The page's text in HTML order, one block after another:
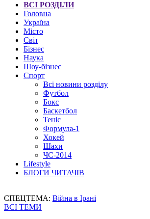
ВСІ РОЗДІЛИ
Головна
Україна
Місто
Світ
Бізнес
Наука
Шоу-бізнес
Спорт
Всі новини розділу
Футбол
Бокс
Баскетбол
Теніс
Формула-1
Хокей
Шахи
ЧС-2014
Lifestyle
БЛОГИ ЧИТАЧІВ
СПЕЦТЕМА: Війна в Ірані
ВСІ ТЕМИ